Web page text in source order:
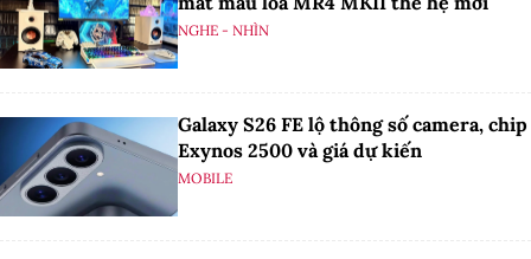
NGHE - NHÌN
Galaxy S26 FE lộ thông số camera, chip
Exynos 2500 và giá dự kiến
MOBILE